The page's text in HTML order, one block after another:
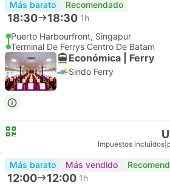
Más barato Recomendado
18:30 18:30 1h
Puerto Harbourfront, Singapur
Terminal De Ferrys Centro De Batam
Económica | Ferry
Sindo Ferry
Impuestos incluidos
Más barato Más vendido
12:00 12:00 1h